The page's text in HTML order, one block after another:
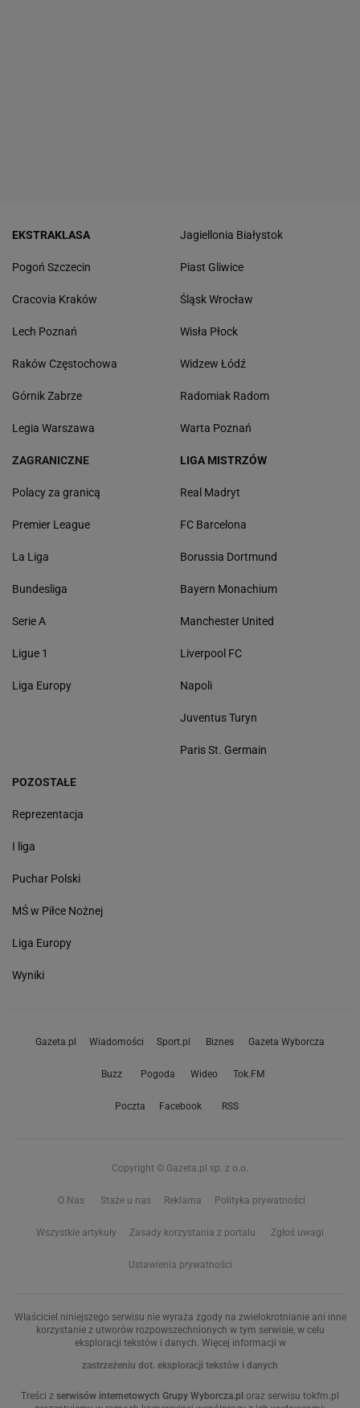
EKSTRAKLASA
Pogoń Szczecin
Cracovia Kraków
Lech Poznań
Raków Częstochowa
Górnik Zabrze
Legia Warszawa
Jagiellonia Białystok
Piast Gliwice
Śląsk Wrocław
Wisła Płock
Widzew Łódź
Radomiak Radom
Warta Poznań
ZAGRANICZNE
Polacy za granicą
Premier League
La Liga
Bundesliga
Serie A
Ligue 1
Liga Europy
LIGA MISTRZÓW
Real Madryt
FC Barcelona
Borussia Dortmund
Bayern Monachium
Manchester United
Liverpool FC
Napoli
Juventus Turyn
Paris St. Germain
POZOSTAŁE
Reprezentacja
I liga
Puchar Polski
MŚ w Piłce Nożnej
Liga Europy
Wyniki
Gazeta.pl Wiadomości Sport.pl Biznes Gazeta Wyborcza
Buzz Pogoda Wideo Tok.FM
Poczta Facebook RSS
Copyright © Gazeta.pl sp. z o.o.
O Nas Staże u nas Reklama Polityka prywatności
Wszystkie artykuły Zasady korzystania z portalu Zgłoś uwagi
Ustawienia prywatności
Właściciel niniejszego serwisu nie wyraża zgody na zwielokrotnianie ani inne
korzystanie z utworów rozpowszechnionych w tym serwisie, w celu
eksploracji tekstów i danych. Więcej informacji w
zastrzeżeniu dot. eksploracji tekstów i danych
Treści z serwisów internetowych Grupy Wyborcza.pl oraz serwisu tokfm.pl